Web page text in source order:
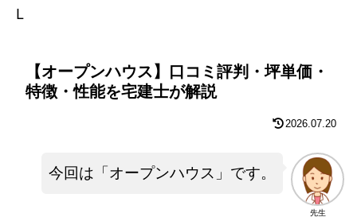
Ｌ
【オープンハウス】口コミ評判・坪単価・
特徴・性能を宅建士が解説
2026.07.20
先生
今回は「オープンハウス」です。